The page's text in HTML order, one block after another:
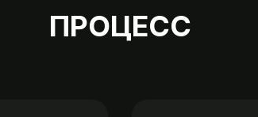
ПРОЦЕСС